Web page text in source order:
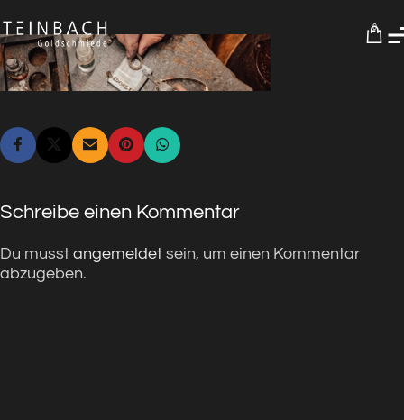
0
Schreibe einen Kommentar
Du musst angemeldet sein, um einen Kommentar
abzugeben.